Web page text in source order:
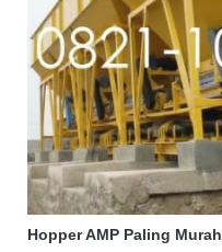
Hopper AMP Paling Murah